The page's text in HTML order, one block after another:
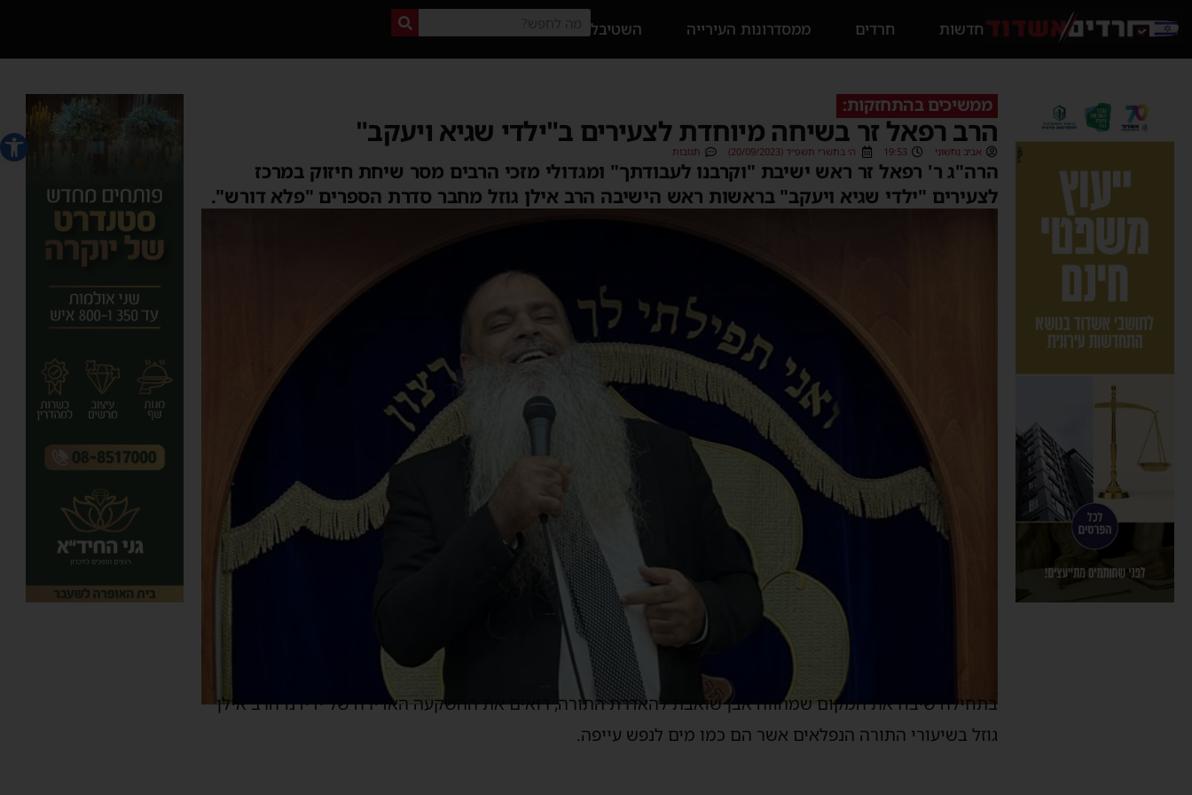
פתח
חדשות חרדים ממסדרונות העירייה השטיבל
ממשיכים בהתחזקות:
הרב רפאל זר בשיחה מיוחדת לצעירים ב"ילדי שגיא ויעקב"
אביב נחשוני 19:53 ה׳ בתשרי תשפ״ד (20/09/2023) תגובות
הרה"ג ר' רפאל זר ראש ישיבת "וקרבנו לעבודתך" ומגדולי מזכי הרבים מסר שיחת חיזוק במרכז
לצעירים "ילדי שגיא ויעקב" בראשות ראש הישיבה הרב אילן גוזל מחבר סדרת הספרים "פלא דורש".
בתחילה שיבח את המקום שמהווה אבן שואבת להאדרת התורה, רואים את ההשקעה האדירה של ידידנו הרב אילן
גוזל בשיעורי התורה הנפלאים אשר הם כמו מים לנפש עייפה.